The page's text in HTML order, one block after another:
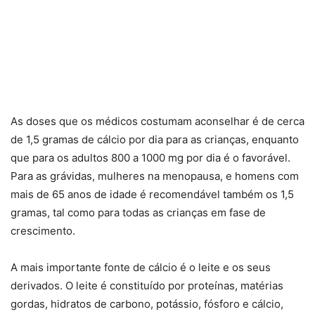
As doses que os médicos costumam aconselhar é de cerca
de 1,5 gramas de cálcio por dia para as crianças, enquanto
que para os adultos 800 a 1000 mg por dia é o favorável.
Para as grávidas, mulheres na menopausa, e homens com
mais de 65 anos de idade é recomendável também os 1,5
gramas, tal como para todas as crianças em fase de
crescimento.
A mais importante fonte de cálcio é o leite e os seus
derivados. O leite é constituído por proteínas, matérias
gordas, hidratos de carbono, potássio, fósforo e cálcio,